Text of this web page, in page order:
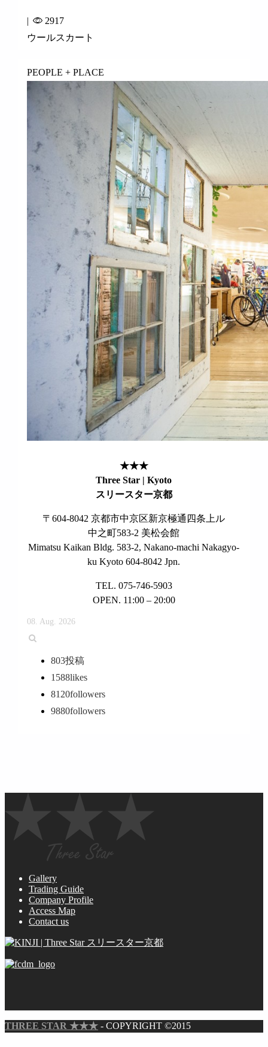
|
2917
ウールスカート
PEOPLE + PLACE
★★★
Three Star | Kyoto
スリースター京都
〒604-8042 京都市中京区新京極通四条上ル
中之町583-2 美松会館
Mimatsu Kaikan Bldg. 583-2, Nakano-machi Nakagyo-
ku Kyoto 604-8042 Jpn.
TEL. 075-746-5903
OPEN. 11:00 – 20:00
08. Aug. 2026
803投稿
1588likes
8120followers
9880followers
Gallery
Trading Guide
Company Profile
Access Map
Contact us
THREE STAR ★★★ - COPYRIGHT ©2015